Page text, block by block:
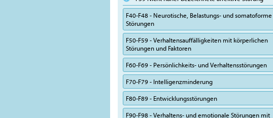
F40-F48 - Neurotische, Belastungs- und somatoforme
Störungen
F50-F59 - Verhaltensauffälligkeiten mit körperlichen
Störungen und Faktoren
F60-F69 - Persönlichkeits- und Verhaltensstörungen
F70-F79 - Intelligenzminderung
F80-F89 - Entwicklungsstörungen
F90-F98 - Verhaltens- und emotionale Störungen mit